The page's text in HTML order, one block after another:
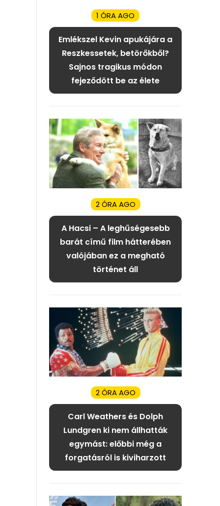
1 ÓRA AGO
Emlékszel Kevin apukájára a
Reszkessetek, betörőkből?
Sajnos tragikus módon
fejeződött be az élete
2 ÓRA AGO
A Hacsi – A leghűségesebb
barát című film hátterében
valójában ez a megható
történet áll
2 ÓRA AGO
Carl Weathers és Dolph
Lundgren ki nem állhatták
egymást: előbbi még a
forgatásról is kiviharzott